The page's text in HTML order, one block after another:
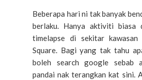
Beberapa hari ni tak banyak
berlaku. Hanya aktiviti biasa
timelapse di sekitar kawasan
Square. Bagi yang tak tahu
boleh search google sebab
pandai nak terangkan kat sini.